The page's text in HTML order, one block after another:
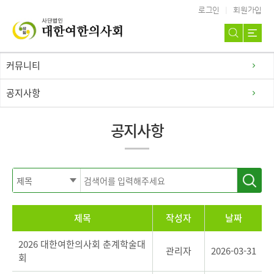
로그인 회원가입
커뮤니티
공지사항
공지사항
제목 작성자
날짜
2026 대한여한의사회 춘계학술대
회
관리자 2026-03-31